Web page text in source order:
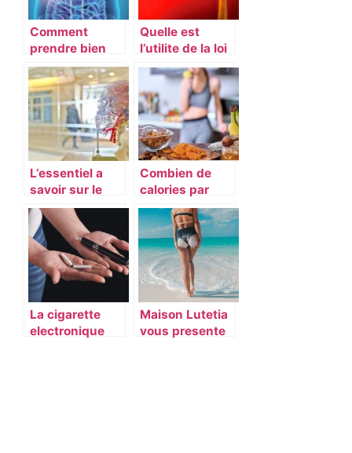
Comment
prendre bien
soin de son foie
?
Quelle est
l’utilite de la loi
Murphy ?
L’essentiel a
savoir sur le
metier d’aide
medico-
psychologique
Combien de
calories par
heure
consomme le
corps au repos
?
La cigarette
electronique
Maison Lutetia
vous presente